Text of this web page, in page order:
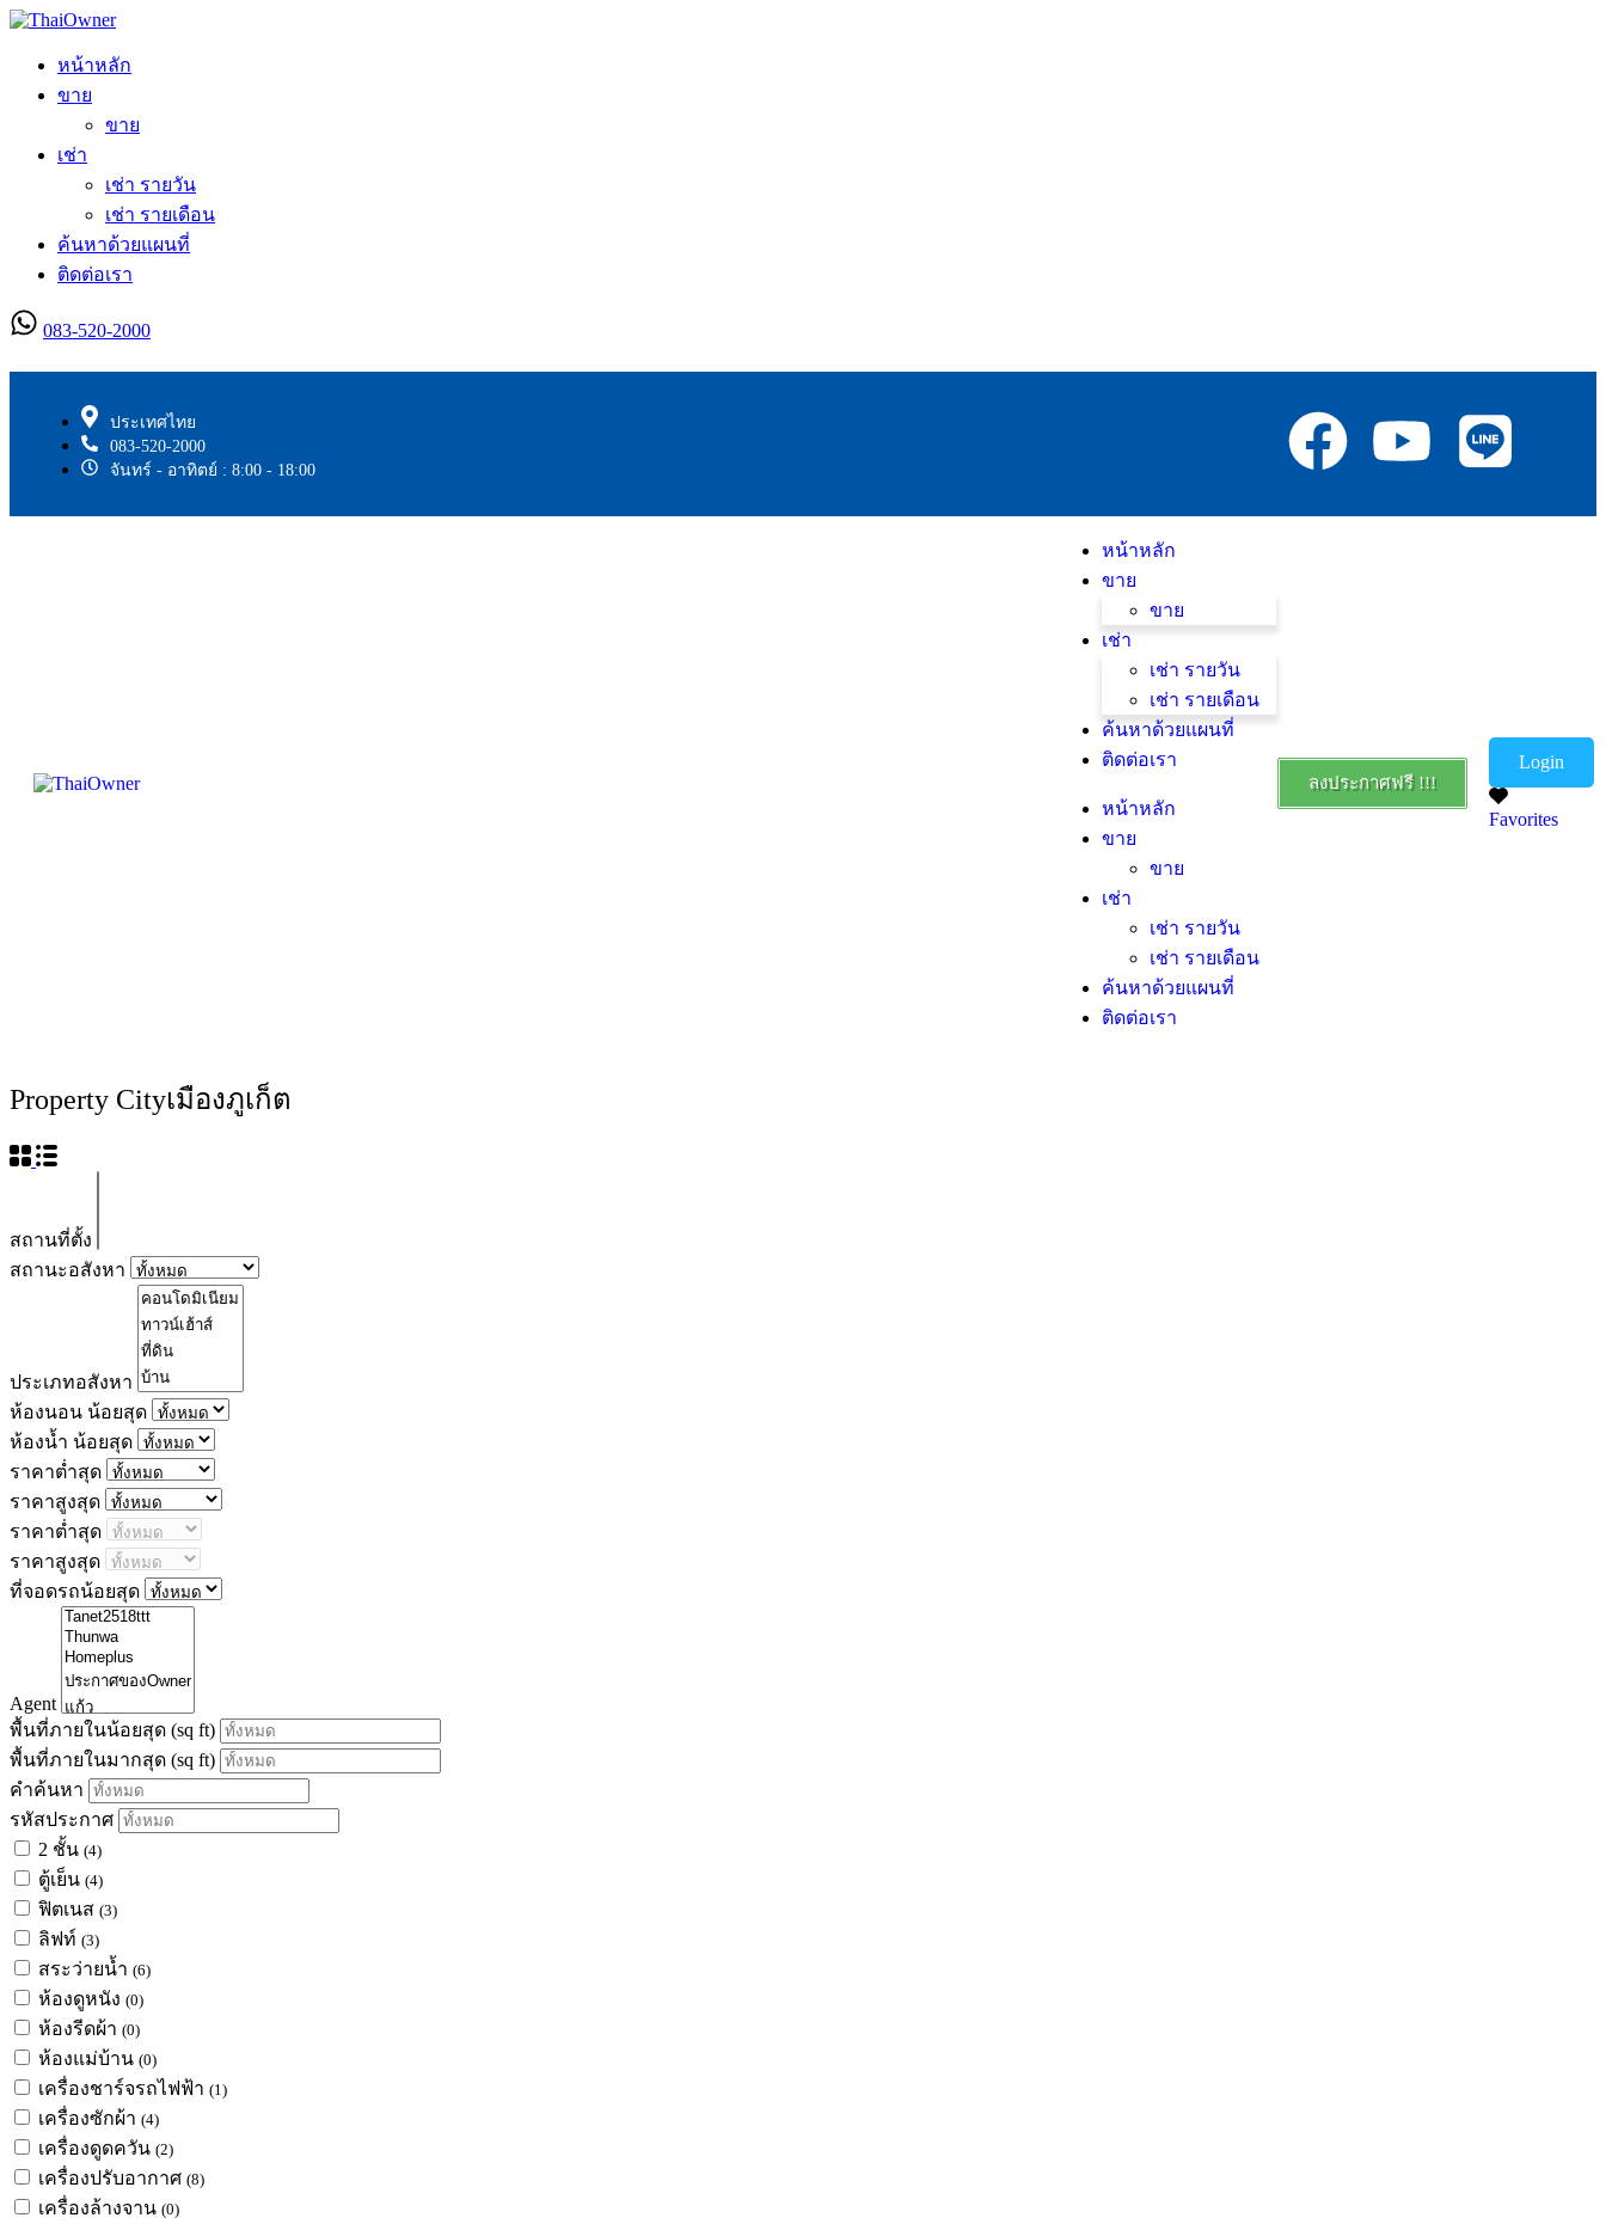
หน้าหลัก
ขาย
ขาย
เช่า
เช่า รายวัน
เช่า รายเดือน
ค้นหาด้วยแผนที่
ติดต่อเรา
083-520-2000
ประเทศไทย
083-520-2000
จันทร์ - อาทิตย์ : 8:00 - 18:00
หน้าหลัก
ขาย
ขาย
เช่า
เช่า รายวัน
เช่า รายเดือน
ค้นหาด้วยแผนที่
ติดต่อเรา
หน้าหลัก
ขาย
ขาย
เช่า
เช่า รายวัน
เช่า รายเดือน
ค้นหาด้วยแผนที่
ติดต่อเรา
ลงประกาศฟรี !!!
Login
Favorites
Property Cityเมืองภูเก็ต
สถานที่ตั้ง
สถานะอสังหา
ประเภทอสังหา
ห้องนอน น้อยสุด
ห้องน้ำ น้อยสุด
ราคาต่ำสุด
ราคาสูงสุด
ราคาต่ำสุด
ราคาสูงสุด
ที่จอดรถน้อยสุด
Agent
พื้นที่ภายในน้อยสุด (sq ft)
พื้นที่ภายในมากสุด (sq ft)
คำค้นหา
รหัสประกาศ
2 ชั้น (4)
ตู้เย็น (4)
ฟิตเนส (3)
ลิฟท์ (3)
สระว่ายน้ำ (6)
ห้องดูหนัง (0)
ห้องรีดผ้า (0)
ห้องแม่บ้าน (0)
เครื่องชาร์จรถไฟฟ้า (1)
เครื่องซักผ้า (4)
เครื่องดูดควัน (2)
เครื่องปรับอากาศ (8)
เครื่องล้างจาน (0)